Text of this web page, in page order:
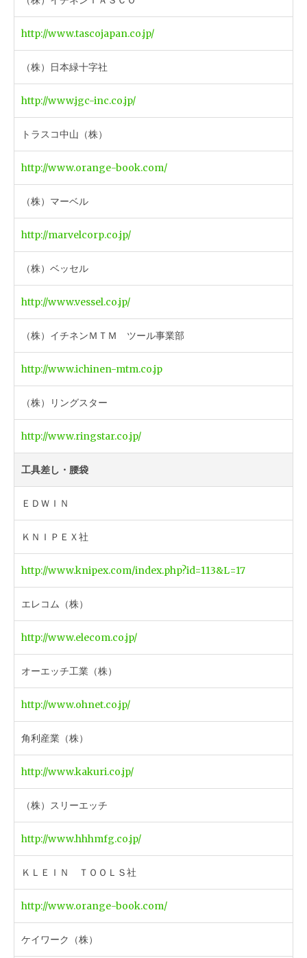
http://www.tascojapan.co.jp/
（株）日本緑十字社
http://www.jgc-inc.co.jp/
トラスコ中山（株）
http://www.orange-book.com/
（株）マーベル
http://marvelcorp.co.jp/
（株）ベッセル
http://www.vessel.co.jp/
（株）イチネンＭＴＭ ツール事業部
http://www.ichinen-mtm.co.jp
（株）リングスター
http://www.ringstar.co.jp/
工具差し・腰袋
ＥＤＷＩＮ
ＫＮＩＰＥＸ社
http://www.knipex.com/index.php?id=113&L=17
エレコム（株）
http://www.elecom.co.jp/
オーエッチ工業（株）
http://www.ohnet.co.jp/
角利産業（株）
http://www.kakuri.co.jp/
（株）スリーエッチ
http://www.hhhmfg.co.jp/
ＫＬＥＩＮ ＴＯＯＬＳ社
http://www.orange-book.com/
ケイワーク（株）